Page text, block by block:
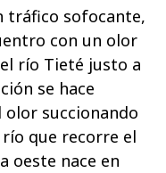
tráfico sofocante,
con un olor
río Tieté justo a
se hace
succionando
que recorre el
oeste nace en